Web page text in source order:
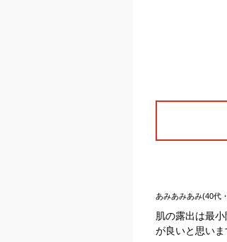
あみあみあみ(40代
肌の露出は最
が良いと思いま